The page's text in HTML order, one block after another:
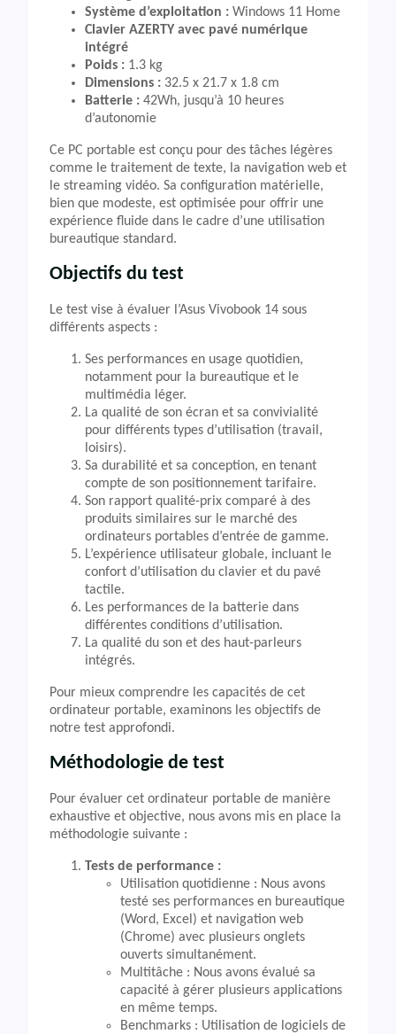
Système d’exploitation : Windows 11 Home
Clavier AZERTY avec pavé numérique
intégré
Poids : 1.3 kg
Dimensions : 32.5 x 21.7 x 1.8 cm
Batterie : 42Wh, jusqu’à 10 heures
d’autonomie
Ce PC portable est conçu pour des tâches légères
comme le traitement de texte, la navigation web et
le streaming vidéo. Sa configuration matérielle,
bien que modeste, est optimisée pour offrir une
expérience fluide dans le cadre d’une utilisation
bureautique standard.
Objectifs du test
Le test vise à évaluer l’Asus Vivobook 14 sous
différents aspects :
Ses performances en usage quotidien,
notamment pour la bureautique et le
multimédia léger.
La qualité de son écran et sa convivialité
pour différents types d’utilisation (travail,
loisirs).
Sa durabilité et sa conception, en tenant
compte de son positionnement tarifaire.
Son rapport qualité-prix comparé à des
produits similaires sur le marché des
ordinateurs portables d’entrée de gamme.
L’expérience utilisateur globale, incluant le
confort d’utilisation du clavier et du pavé
tactile.
Les performances de la batterie dans
différentes conditions d’utilisation.
La qualité du son et des haut-parleurs
intégrés.
Pour mieux comprendre les capacités de cet
ordinateur portable, examinons les objectifs de
notre test approfondi.
Méthodologie de test
Pour évaluer cet ordinateur portable de manière
exhaustive et objective, nous avons mis en place la
méthodologie suivante :
Tests de performance :
Utilisation quotidienne : Nous avons
testé ses performances en bureautique
(Word, Excel) et navigation web
(Chrome) avec plusieurs onglets
ouverts simultanément.
Multitâche : Nous avons évalué sa
capacité à gérer plusieurs applications
en même temps.
Benchmarks : Utilisation de logiciels de